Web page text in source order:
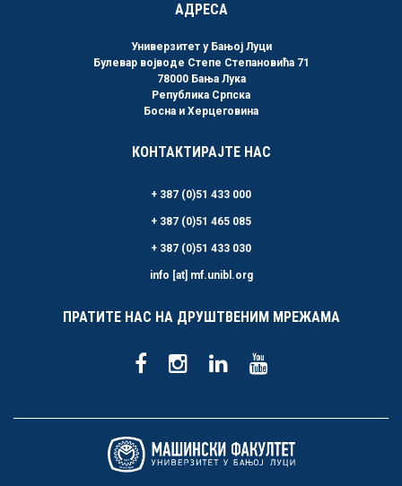
АДРЕСА
Универзитет у Бањој Луци
Булевар војводе Степе Степановића 71
78000 Бања Лука
Република Српска
Босна и Херцеговина
КОНТАКТИРАЈТЕ НАС
+ 387 (0)51 433 000
+ 387 (0)51 465 085
+ 387 (0)51 433 030
info [at] mf.unibl.org
ПРАТИТЕ НАС НА ДРУШТВЕНИМ МРЕЖАМА